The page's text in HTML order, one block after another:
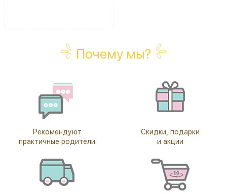
Почему мы?
Рекомендуют
практичные родители
Скидки, подарки
и акции